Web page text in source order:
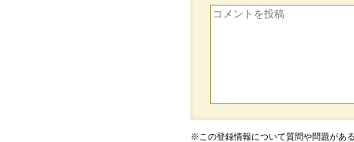
※この登録情報について質問や問題があ